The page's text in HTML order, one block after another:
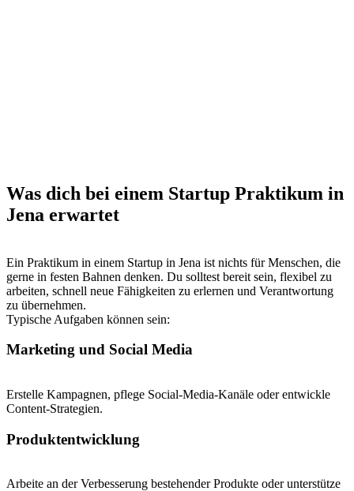
Was dich bei einem Startup Praktikum in
Jena erwartet
Ein Praktikum in einem Startup in Jena ist nichts für Menschen, die
gerne in festen Bahnen denken. Du solltest bereit sein, flexibel zu
arbeiten, schnell neue Fähigkeiten zu erlernen und Verantwortung
zu übernehmen.
Typische Aufgaben können sein:
Marketing und Social Media
Erstelle Kampagnen, pflege Social-Media-Kanäle oder entwickle
Content-Strategien.
Produktentwicklung
Arbeite an der Verbesserung bestehender Produkte oder unterstütze